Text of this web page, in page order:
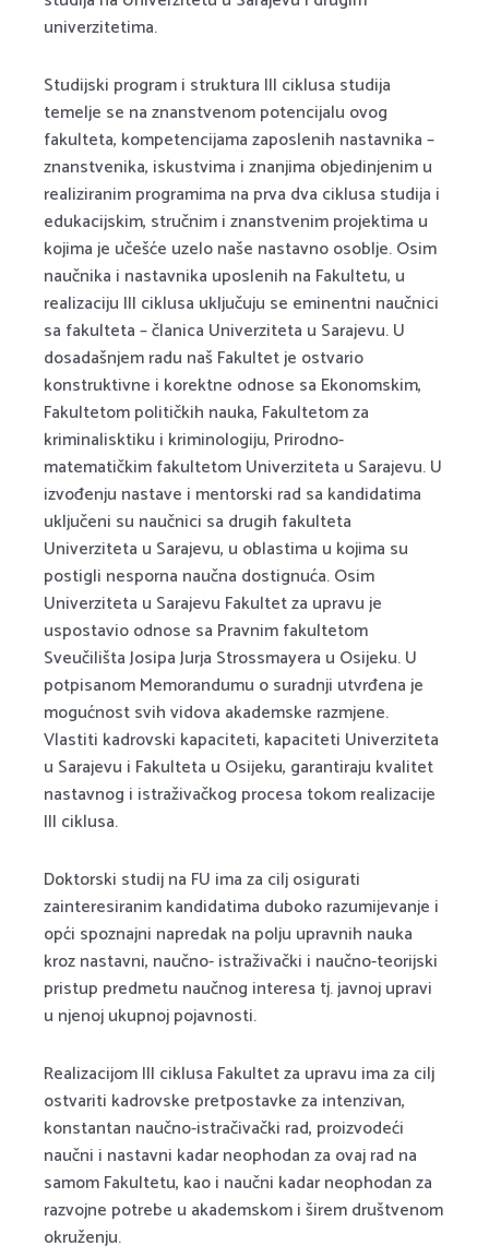
univerzitetima.
Studijski program i struktura III ciklusa studija
temelje se na znanstvenom potencijalu ovog
fakulteta, kompetencijama zaposlenih nastavnika –
znanstvenika, iskustvima i znanjima objedinjenim u
realiziranim programima na prva dva ciklusa studija i
edukacijskim, stručnim i znanstvenim projektima u
kojima je učešće uzelo naše nastavno osoblje. Osim
naučnika i nastavnika uposlenih na Fakultetu, u
realizaciju III ciklusa uključuju se eminentni naučnici
sa fakulteta – članica Univerziteta u Sarajevu. U
dosadašnjem radu naš Fakultet je ostvario
konstruktivne i korektne odnose sa Ekonomskim,
Fakultetom političkih nauka, Fakultetom za
kriminalisktiku i kriminologiju, Prirodno-
matematičkim fakultetom Univerziteta u Sarajevu. U
izvođenju nastave i mentorski rad sa kandidatima
uključeni su naučnici sa drugih fakulteta
Univerziteta u Sarajevu, u oblastima u kojima su
postigli nesporna naučna dostignuća. Osim
Univerziteta u Sarajevu Fakultet za upravu je
uspostavio odnose sa Pravnim fakultetom
Sveučilišta Josipa Jurja Strossmayera u Osijeku. U
potpisanom Memorandumu o suradnji utvrđena je
mogućnost svih vidova akademske razmjene.
Vlastiti kadrovski kapaciteti, kapaciteti Univerziteta
u Sarajevu i Fakulteta u Osijeku, garantiraju kvalitet
nastavnog i istraživačkog procesa tokom realizacije
III ciklusa.
Doktorski studij na FU ima za cilj osigurati
zainteresiranim kandidatima duboko razumijevanje i
opći spoznajni napredak na polju upravnih nauka
kroz nastavni, naučno- istraživački i naučno-teorijski
pristup predmetu naučnog interesa tj. javnoj upravi
u njenoj ukupnoj pojavnosti.
Realizacijom III ciklusa Fakultet za upravu ima za cilj
ostvariti kadrovske pretpostavke za intenzivan,
konstantan naučno-istračivački rad, proizvodeći
naučni i nastavni kadar neophodan za ovaj rad na
samom Fakultetu, kao i naučni kadar neophodan za
razvojne potrebe u akademskom i širem društvenom
okruženju.